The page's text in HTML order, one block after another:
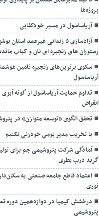
پروژه‌ها
آریاساسول در مسیرِ خودکفایی
آزادسازی ۵ زندانی غیرعمدِ
رستوران های زنجیره ای نان و کباب
سکوی برترین‌های زنجیره تامین
آریاساسول
تداوم حمایت آریاساسول از گونه
انقراض
تحقق الگوی «توسعه متوازن» در
با تخریب مدیر بومی خودزنی نکنیم
آمادگی شرکت پتروشیمی جم برای
گرید درب بطری
اعتماد قاطع جامعه صنعتی به
نوری
درخشش کیمیا در دوازدهمین دوره
پتروشیمی